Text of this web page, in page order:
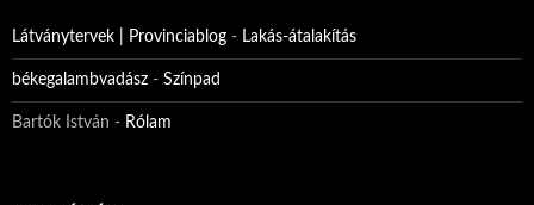
Látványtervek | Provinciablog - Lakás-átalakítás
békegalambvadász - Színpad
Bartók István - Rólam